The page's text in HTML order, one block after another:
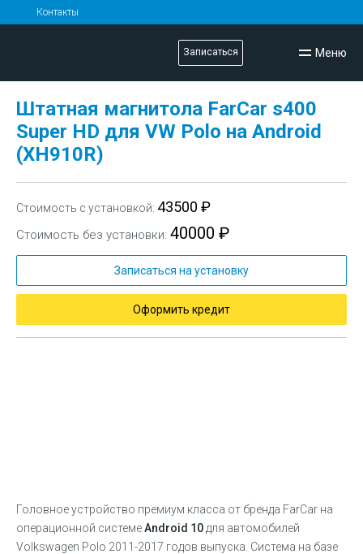
Контакты
Записаться Меню
Штатная магнитола FarCar s400
Super HD для VW Polo на Android
(XH910R)
Стоимость с установкой: 43500 ₽
Стоимость без установки: 40000 ₽
Записаться на установку
Оформить кредит
Головное устройство премиум класса от бренда FarCar на
операционной системеAndroid 10 для автомобилей
Volkswagen Polo 2011-2017 годов выпуска. Система на базе